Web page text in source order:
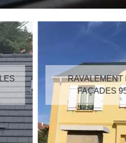
RAVALEMENT DE
FAÇADES 95